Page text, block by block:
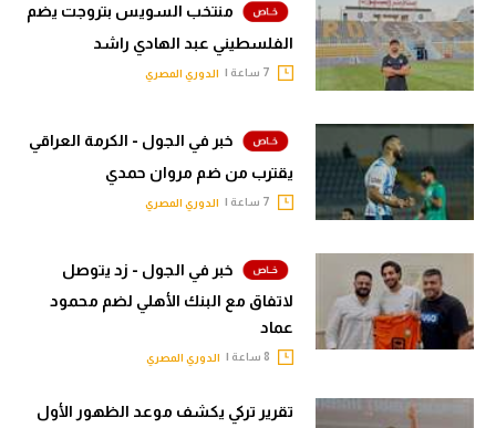
منتخب السويس بتروجت يضم
الفلسطيني عبد الهادي راشد
الدوري المصري
خبر في الجول - الكرمة العراقي
يقترب من ضم مروان حمدي
الدوري المصري
خبر في الجول - زد يتوصل
لاتفاق مع البنك الأهلي لضم محمود
عماد
الدوري المصري
تقرير تركي يكشف موعد الظهور الأول